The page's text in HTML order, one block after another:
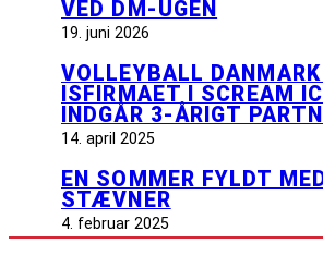
VED DM-UGEN
19. juni 2026
VOLLEYBALL DANMARK
ISFIRMAET I SCREAM
INDGÅR 3-ÅRIGT
14. april 2025
EN SOMMER FYLDT
STÆVNER
4. februar 2025